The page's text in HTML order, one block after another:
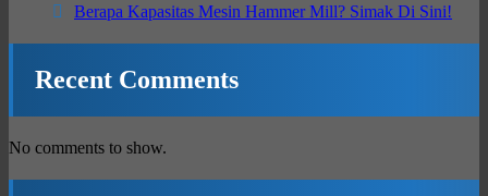
Berapa Kapasitas Mesin Hammer Mill? Simak Di Sini!
Recent Comments
No comments to show.